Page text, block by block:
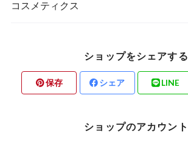
コスメティクス
ボディケア
ショップをシェアする
保存 シェア LINE
ショップのアカウント